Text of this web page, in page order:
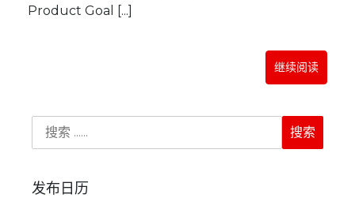
Product Goal [...]
继续阅读
发布日历